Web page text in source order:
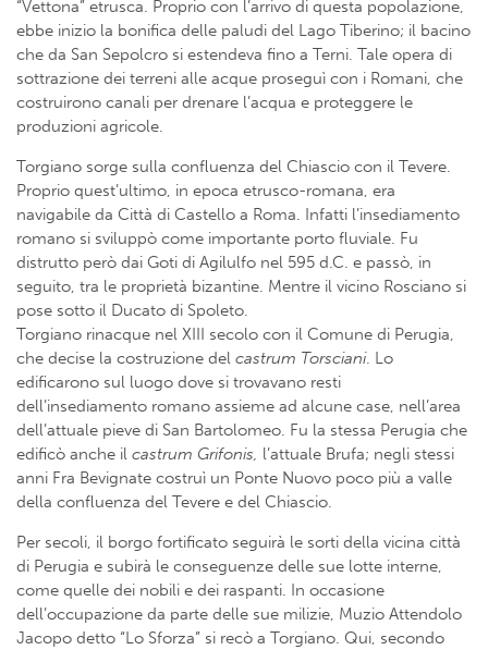
“Vettona” etrusca. Proprio con l’arrivo di questa popolazione,
ebbe inizio la bonifica delle paludi del Lago Tiberino; il bacino
che da San Sepolcro si estendeva fino a Terni. Tale opera di
sottrazione dei terreni alle acque proseguì con i Romani, che
costruirono canali per drenare l’acqua e proteggere le
produzioni agricole.
Torgiano sorge sulla confluenza del Chiascio con il Tevere.
Proprio quest’ultimo, in epoca etrusco-romana, era
navigabile da Città di Castello a Roma. Infatti l’insediamento
romano si sviluppò come importante porto fluviale. Fu
distrutto però dai Goti di Agilulfo nel 595 d.C. e passò, in
seguito, tra le proprietà bizantine. Mentre il vicino Rosciano si
pose sotto il Ducato di Spoleto.
Torgiano rinacque nel XIII secolo con il Comune di Perugia,
che decise la costruzione del castrum Torsciani. Lo
edificarono sul luogo dove si trovavano resti
dell’insediamento romano assieme ad alcune case, nell’area
dell’attuale pieve di San Bartolomeo. Fu la stessa Perugia che
edificò anche il castrum Grifonis, l’attuale Brufa; negli stessi
anni Fra Bevignate costruì un Ponte Nuovo poco più a valle
della confluenza del Tevere e del Chiascio.
Per secoli, il borgo fortificato seguirà le sorti della vicina città
di Perugia e subirà le conseguenze delle sue lotte interne,
come quelle dei nobili e dei raspanti. In occasione
dell’occupazione da parte delle sue milizie, Muzio Attendolo
Jacopo detto “Lo Sforza” si recò a Torgiano. Qui, secondo